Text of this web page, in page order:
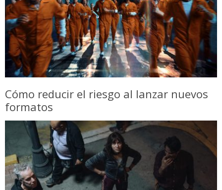
Cómo reducir el riesgo al lanzar nuevos
formatos